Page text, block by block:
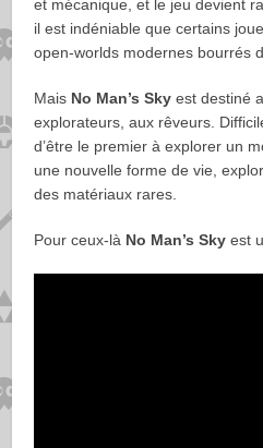
et mécanique, et le jeu devient
il est indéniable que certains
open-worlds modernes bourrés
Mais No Man’s Sky est destiné
explorateurs, aux rêveurs.
d’être le premier à explorer un
une nouvelle forme de vie,
des matériaux rares.
Pour ceux-là No Man’s Sky est